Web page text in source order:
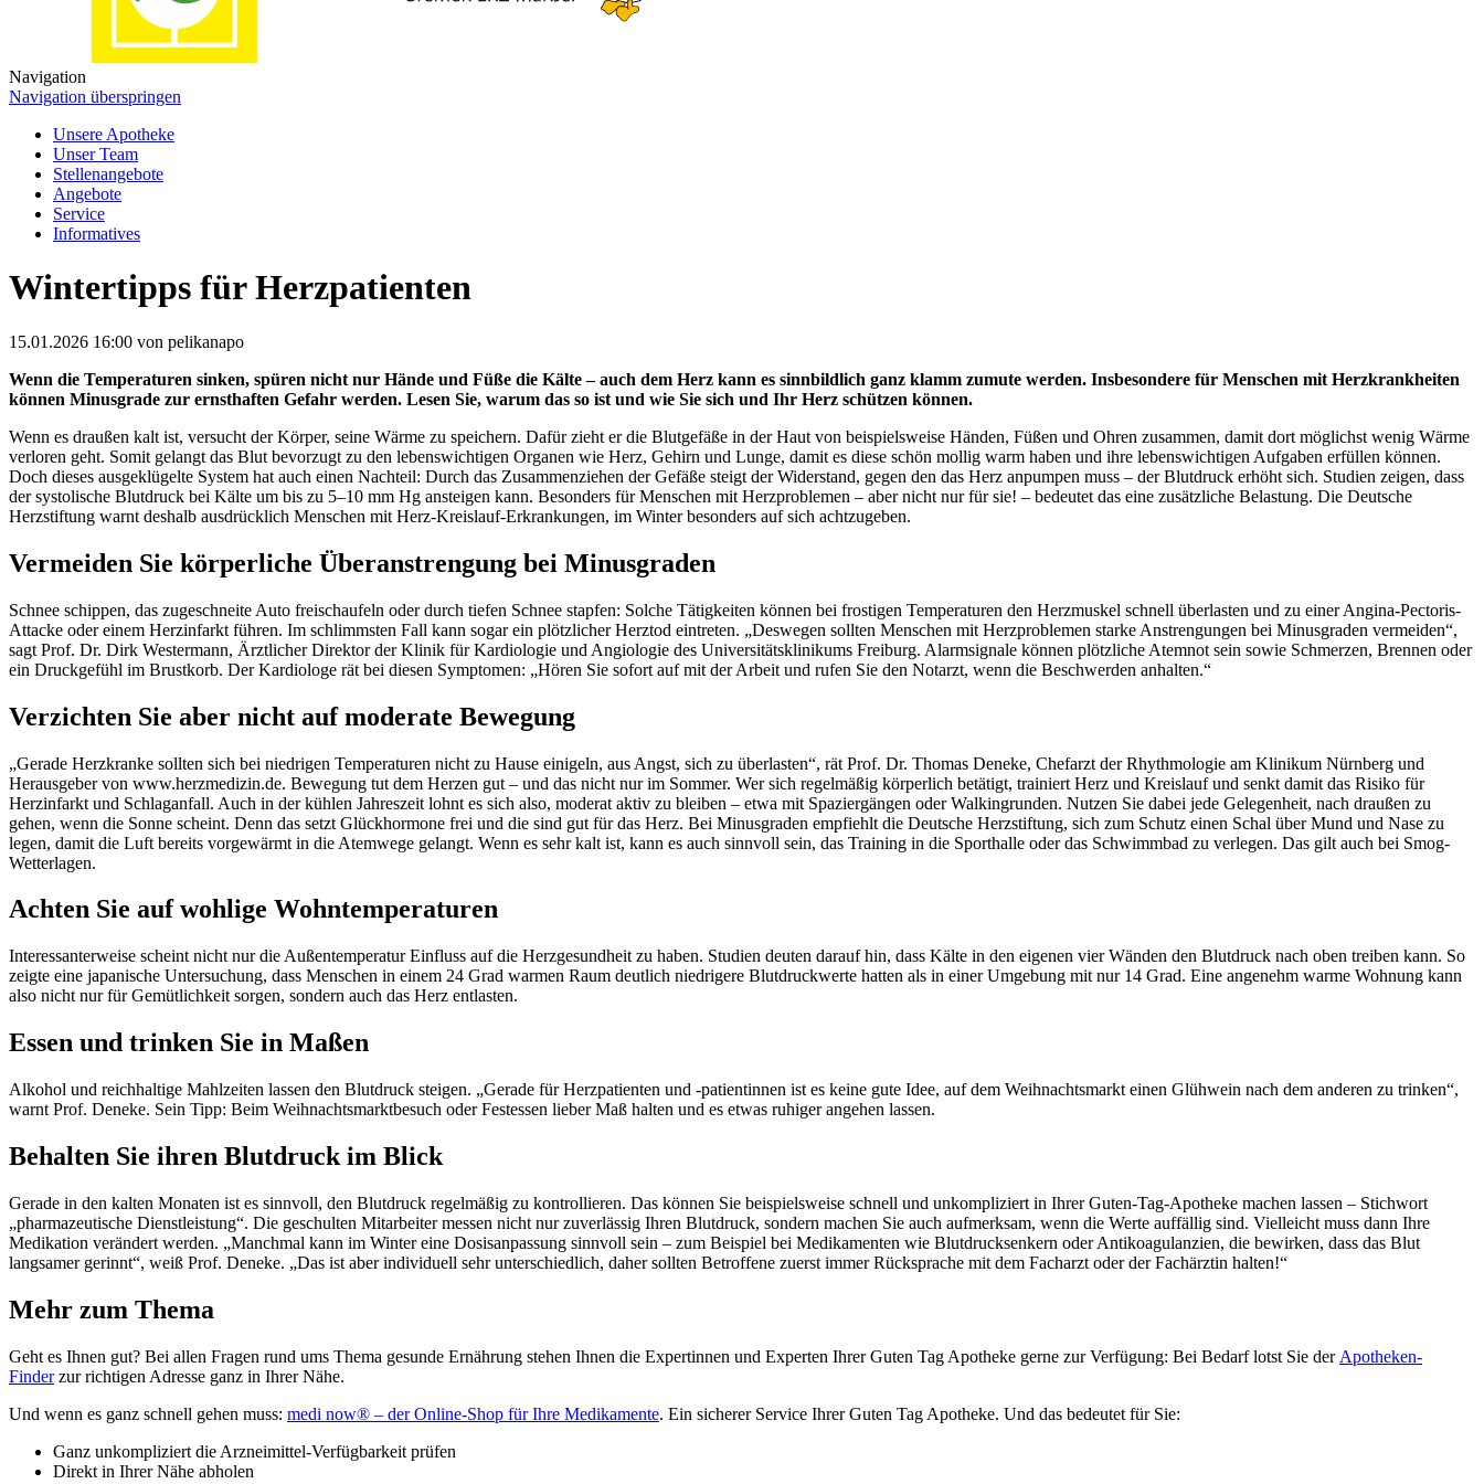
Navigation
Navigation überspringen
Unsere Apotheke
Unser Team
Stellenangebote
Angebote
Service
Informatives
Wintertipps für Herzpatienten
15.01.2026 16:00 von pelikanapo
Wenn die Temperaturen sinken, spüren nicht nur Hände und Füße die Kälte – auch dem Herz kann es sinnbildlich ganz klamm zumute werden. Insbesondere für Menschen mit Herzkrankheiten
können Minusgrade zur ernsthaften Gefahr werden. Lesen Sie, warum das so ist und wie Sie sich und Ihr Herz schützen können.
Wenn es draußen kalt ist, versucht der Körper, seine Wärme zu speichern. Dafür zieht er die Blutgefäße in der Haut von beispielsweise Händen, Füßen und Ohren zusammen, damit dort möglichst wenig Wärme
verloren geht. Somit gelangt das Blut bevorzugt zu den lebenswichtigen Organen wie Herz, Gehirn und Lunge, damit es diese schön mollig warm haben und ihre lebenswichtigen Aufgaben erfüllen können.
Doch dieses ausgeklügelte System hat auch einen Nachteil: Durch das Zusammenziehen der Gefäße steigt der Widerstand, gegen den das Herz anpumpen muss – der Blutdruck erhöht sich. Studien zeigen, dass
der systolische Blutdruck bei Kälte um bis zu 5–10 mm Hg ansteigen kann. Besonders für Menschen mit Herzproblemen – aber nicht nur für sie! – bedeutet das eine zusätzliche Belastung. Die Deutsche
Herzstiftung warnt deshalb ausdrücklich Menschen mit Herz-Kreislauf-Erkrankungen, im Winter besonders auf sich achtzugeben.
Vermeiden Sie körperliche Überanstrengung bei Minusgraden
Schnee schippen, das zugeschneite Auto freischaufeln oder durch tiefen Schnee stapfen: Solche Tätigkeiten können bei frostigen Temperaturen den Herzmuskel schnell überlasten und zu einer Angina-Pectoris-
Attacke oder einem Herzinfarkt führen. Im schlimmsten Fall kann sogar ein plötzlicher Herztod eintreten. „Deswegen sollten Menschen mit Herzproblemen starke Anstrengungen bei Minusgraden vermeiden“,
sagt Prof. Dr. Dirk Westermann, Ärztlicher Direktor der Klinik für Kardiologie und Angiologie des Universitätsklinikums Freiburg. Alarmsignale können plötzliche Atemnot sein sowie Schmerzen, Brennen oder
ein Druckgefühl im Brustkorb. Der Kardiologe rät bei diesen Symptomen: „Hören Sie sofort auf mit der Arbeit und rufen Sie den Notarzt, wenn die Beschwerden anhalten.“
Verzichten Sie aber nicht auf moderate Bewegung
„Gerade Herzkranke sollten sich bei niedrigen Temperaturen nicht zu Hause einigeln, aus Angst, sich zu überlasten“, rät Prof. Dr. Thomas Deneke, Chefarzt der Rhythmologie am Klinikum Nürnberg und
Herausgeber von www.herzmedizin.de. Bewegung tut dem Herzen gut – und das nicht nur im Sommer. Wer sich regelmäßig körperlich betätigt, trainiert Herz und Kreislauf und senkt damit das Risiko für
Herzinfarkt und Schlaganfall. Auch in der kühlen Jahreszeit lohnt es sich also, moderat aktiv zu bleiben – etwa mit Spaziergängen oder Walkingrunden. Nutzen Sie dabei jede Gelegenheit, nach draußen zu
gehen, wenn die Sonne scheint. Denn das setzt Glückhormone frei und die sind gut für das Herz. Bei Minusgraden empfiehlt die Deutsche Herzstiftung, sich zum Schutz einen Schal über Mund und Nase zu
legen, damit die Luft bereits vorgewärmt in die Atemwege gelangt. Wenn es sehr kalt ist, kann es auch sinnvoll sein, das Training in die Sporthalle oder das Schwimmbad zu verlegen. Das gilt auch bei Smog-
Wetterlagen.
Achten Sie auf wohlige Wohntemperaturen
Interessanterweise scheint nicht nur die Außentemperatur Einfluss auf die Herzgesundheit zu haben. Studien deuten darauf hin, dass Kälte in den eigenen vier Wänden den Blutdruck nach oben treiben kann. So
zeigte eine japanische Untersuchung, dass Menschen in einem 24 Grad warmen Raum deutlich niedrigere Blutdruckwerte hatten als in einer Umgebung mit nur 14 Grad. Eine angenehm warme Wohnung kann
also nicht nur für Gemütlichkeit sorgen, sondern auch das Herz entlasten.
Essen und trinken Sie in Maßen
Alkohol und reichhaltige Mahlzeiten lassen den Blutdruck steigen. „Gerade für Herzpatienten und -patientinnen ist es keine gute Idee, auf dem Weihnachtsmarkt einen Glühwein nach dem anderen zu trinken“,
warnt Prof. Deneke. Sein Tipp: Beim Weihnachtsmarktbesuch oder Festessen lieber Maß halten und es etwas ruhiger angehen lassen.
Behalten Sie ihren Blutdruck im Blick
Gerade in den kalten Monaten ist es sinnvoll, den Blutdruck regelmäßig zu kontrollieren. Das können Sie beispielsweise schnell und unkompliziert in Ihrer Guten-Tag-Apotheke machen lassen – Stichwort
„pharmazeutische Dienstleistung“. Die geschulten Mitarbeiter messen nicht nur zuverlässig Ihren Blutdruck, sondern machen Sie auch aufmerksam, wenn die Werte auffällig sind. Vielleicht muss dann Ihre
Medikation verändert werden. „Manchmal kann im Winter eine Dosisanpassung sinnvoll sein – zum Beispiel bei Medikamenten wie Blutdrucksenkern oder Antikoagulanzien, die bewirken, dass das Blut
langsamer gerinnt“, weiß Prof. Deneke. „Das ist aber individuell sehr unterschiedlich, daher sollten Betroffene zuerst immer Rücksprache mit dem Facharzt oder der Fachärztin halten!“
Mehr zum Thema
Geht es Ihnen gut? Bei allen Fragen rund ums Thema gesunde Ernährung stehen Ihnen die Expertinnen und Experten Ihrer Guten Tag Apotheke gerne zur Verfügung: Bei Bedarf lotst Sie der Apotheken-
Finderzur richtigen Adresse ganz in Ihrer Nähe.
Und wenn es ganz schnell gehen muss: medi now® – der Online-Shop für Ihre Medikamente. Ein sicherer Service Ihrer Guten Tag Apotheke. Und das bedeutet für Sie:
Ganz unkompliziert die Arzneimittel-Verfügbarkeit prüfen
Direkt in Ihrer Nähe abholen